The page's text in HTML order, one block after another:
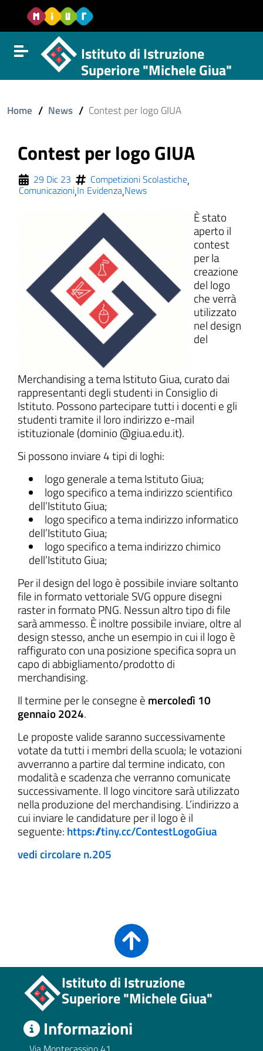
Vai al contenuto
Vail al menu di navigazione
Vai al footer
Attiva disattiva la navigazione
del sito
Istituto di Istruzione
Superiore "Michele Giua"
Home / News / Contest per logo GIUA
Contest per logo GIUA
29 Dic 23 Competizioni Scolastiche,
Comunicazioni,In Evidenza,News
È stato
aperto il
contest
per la
creazione
del logo
che verrà
utilizzato
nel design
del
Merchandising a tema Istituto Giua, curato dai
rappresentanti degli studenti in Consiglio di
Istituto. Possono partecipare tutti i docenti e gli
studenti tramite il loro indirizzo e-mail
istituzionale (dominio @giua.edu.it).
Si possono inviare 4 tipi di loghi:
logo generale a tema Istituto Giua;
logo specifico a tema indirizzo scientifico
dell’Istituto Giua;
logo specifico a tema indirizzo informatico
dell’Istituto Giua;
logo specifico a tema indirizzo chimico
dell’Istituto Giua;
Per il design del logo è possibile inviare soltanto
file in formato vettoriale SVG oppure disegni
raster in formato PNG. Nessun altro tipo di file
sarà ammesso. È inoltre possibile inviare, oltre al
design stesso, anche un esempio in cui il logo è
raffigurato con una posizione specifica sopra un
capo di abbigliamento/prodotto di
merchandising.
Il termine per le consegne è mercoledì 10
gennaio 2024.
Le proposte valide saranno successivamente
votate da tutti i membri della scuola; le votazioni
avverranno a partire dal termine indicato, con
modalità e scadenza che verranno comunicate
successivamente. Il logo vincitore sarà utilizzato
nella produzione del merchandising. L’indirizzo a
cui inviare le candidature per il logo è il
seguente: https://tiny.cc/ContestLogoGiua
vedi circolare n.205
Istituto di Istruzione
Superiore "Michele Giua"
Informazioni